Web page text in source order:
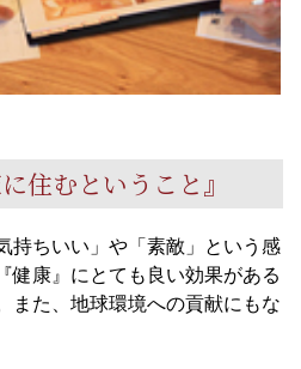
住むということ』
持ちいい」や「素敵」という感
健康』にとても良い効果がある
また、地球環境への貢献にもな